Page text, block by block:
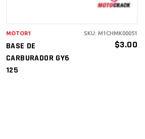
BASE DE
CARBURADOR GY6
125
$3.00
MOTOR1 SKU: M1CHMK00051